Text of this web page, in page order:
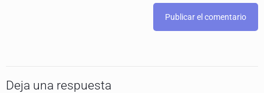
Deja una respuesta